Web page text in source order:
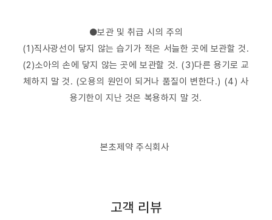
●보관 및 취급 시의 주의
(1)직사광선이 닿지 않는 습기가 적은 서늘한 곳에 보관할 것.
(2)소아의 손에 닿지 않는 곳에 보관할 것. (3)다른 용기로 교
체하지 말 것. (오용의 원인이 되거나 품질이 변한다.) (4) 사
용기한이 지난 것은 복용하지 말 것.
본초제약 주식회사
고객 리뷰